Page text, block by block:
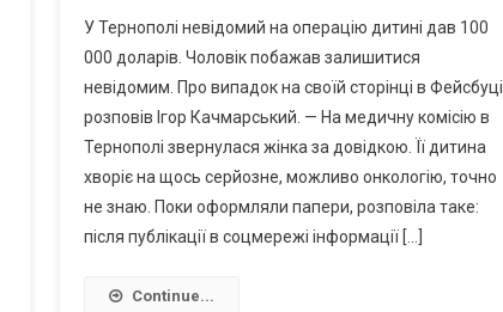
У Тернополі невідомий на операцію дитині дав 100
000 доларів. Чоловік побажав залишитися
невідомим. Про випадок на своїй сторінці в Фейсбуці
розповів Ігор Качмарський. — На медичну комісію в
Тернополі звернулася жінка за довідкою. Її дитина
хворіє на щось серйозне, можливо онкологію, точно
не знаю. Поки оформляли папери, розповіла таке:
після публікації в соцмережі інформації […]
Continue...